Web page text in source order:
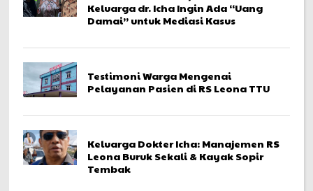
Keluarga dr. Icha Ingin Ada “Uang
Damai” untuk Mediasi Kasus
Testimoni Warga Mengenai
Pelayanan Pasien di RS Leona TTU
Keluarga Dokter Icha: Manajemen RS
Leona Buruk Sekali & Kayak Sopir
Tembak